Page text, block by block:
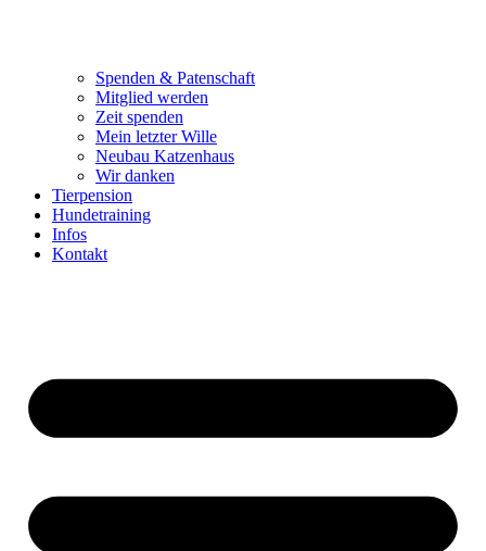
Spenden & Patenschaft
Mitglied werden
Zeit spenden
Mein letzter Wille
Neubau Katzenhaus
Wir danken
Tierpension
Hundetraining
Infos
Kontakt